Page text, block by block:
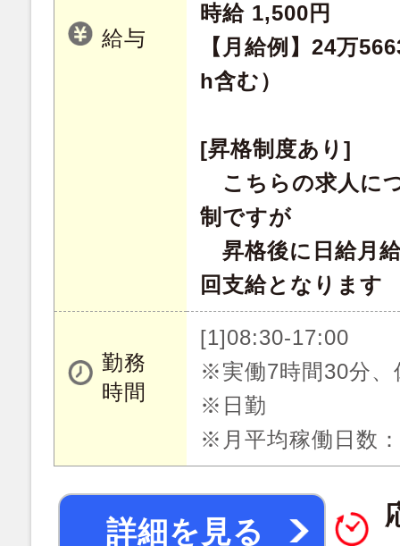
給与
時給 1,500円
【月給例】24万
h含む）
[昇格制度あり]
こちらの求人に
制ですが
昇格後に日給月
回支給となります
勤務
時間
[1]08:30-17:00
※実働7時間30分、
※日勤
※月平均稼働日数
詳細を見る